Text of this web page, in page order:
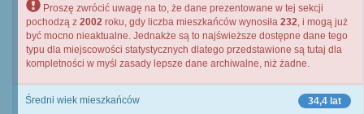
Proszę zwrócić uwagę na to, że dane prezentowane w tej sekcji
pochodzą z 2002 roku, gdy liczba mieszkańców wynosiła 232, i mogą już
być mocno nieaktualne. Jednakże są to najświeższe dostępne dane tego
typu dla miejscowości statystycznych dlatego przedstawione są tutaj dla
kompletności w myśl zasady lepsze dane archiwalne, niż żadne.
34,4 lat
Średni wiek mieszkańców